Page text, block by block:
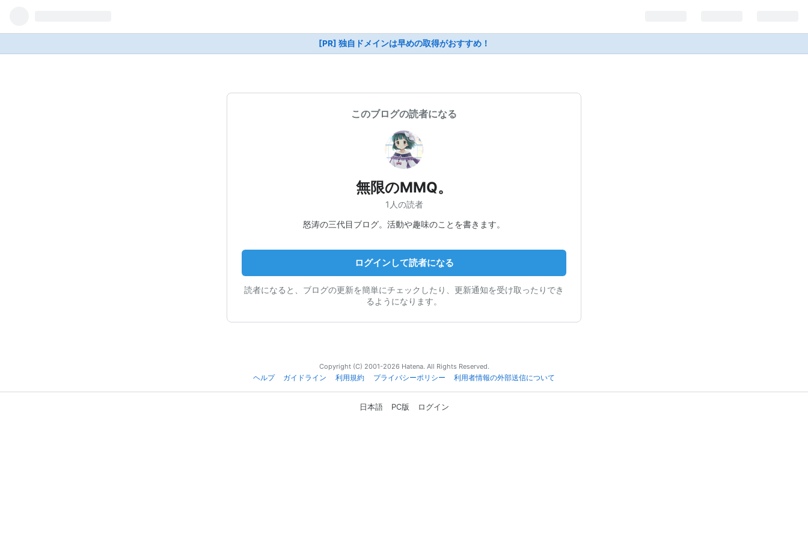
[PR] 独自ドメインは早めの取得がおすすめ！
このブログの読者になる
無限のMMQ。
1人の読者
怒涛の三代目ブログ。活動や趣味のことを書きます。
ログインして読者になる
読者になると、ブログの更新を簡単にチェックしたり、更新通知を受け取ったりでき
るようになります。
Copyright (C) 2001-2026 Hatena. All Rights Reserved.
ヘルプ
ガイドライン 利用規約 プライバシーポリシー 利用者情報の外部送信について
日本語 PC版 ログイン